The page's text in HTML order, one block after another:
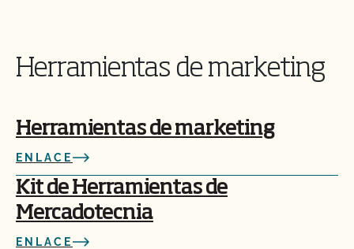
Herramientas de marketing
Herramientas de marketing
ENLACE
Kit de Herramientas de
Mercadotecnia
ENLACE